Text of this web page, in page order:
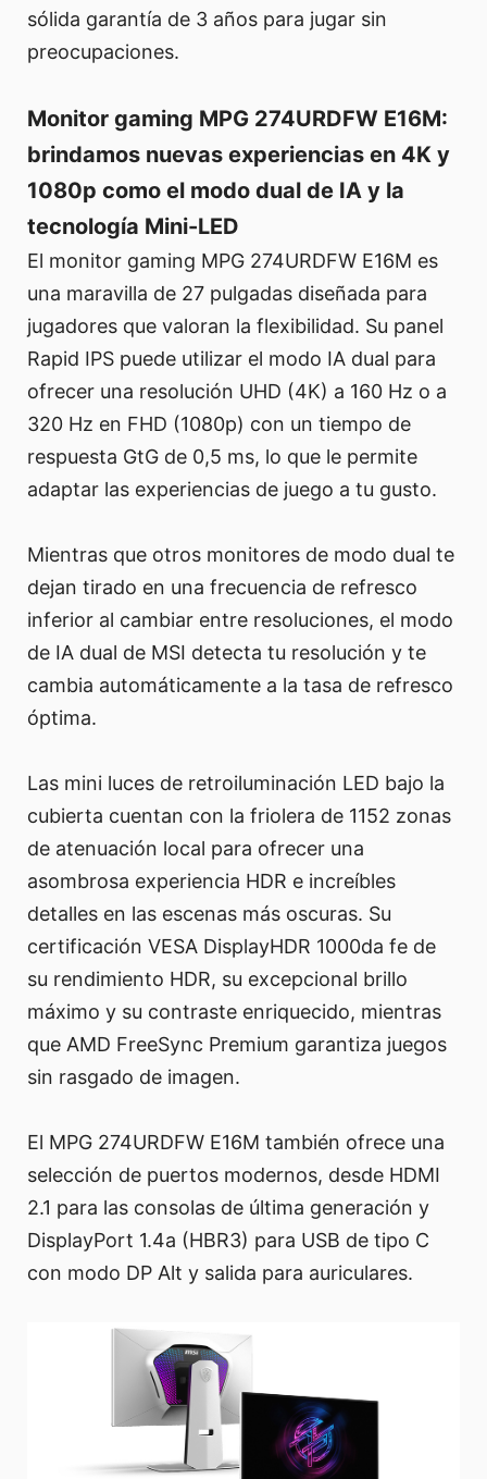
sólida garantía de 3 años para jugar sin
preocupaciones.
Monitor gaming MPG 274URDFW E16M:
brindamos nuevas experiencias en 4K y
1080p como el modo dual de IA y la
tecnología Mini-LED
El monitor gaming MPG 274URDFW E16M es
una maravilla de 27 pulgadas diseñada para
jugadores que valoran la flexibilidad. Su panel
Rapid IPS puede utilizar el modo IA dual para
ofrecer una resolución UHD (4K) a 160 Hz o a
320 Hz en FHD (1080p) con un tiempo de
respuesta GtG de 0,5 ms, lo que le permite
adaptar las experiencias de juego a tu gusto.
Mientras que otros monitores de modo dual te
dejan tirado en una frecuencia de refresco
inferior al cambiar entre resoluciones, el modo
de IA dual de MSI detecta tu resolución y te
cambia automáticamente a la tasa de refresco
óptima.
Las mini luces de retroiluminación LED bajo la
cubierta cuentan con la friolera de 1152 zonas
de atenuación local para ofrecer una
asombrosa experiencia HDR e increíbles
detalles en las escenas más oscuras. Su
certificación VESA DisplayHDR 1000da fe de
su rendimiento HDR, su excepcional brillo
máximo y su contraste enriquecido, mientras
que AMD FreeSync Premium garantiza juegos
sin rasgado de imagen.
El MPG 274URDFW E16M también ofrece una
selección de puertos modernos, desde HDMI
2.1 para las consolas de última generación y
DisplayPort 1.4a (HBR3) para USB de tipo C
con modo DP Alt y salida para auriculares.